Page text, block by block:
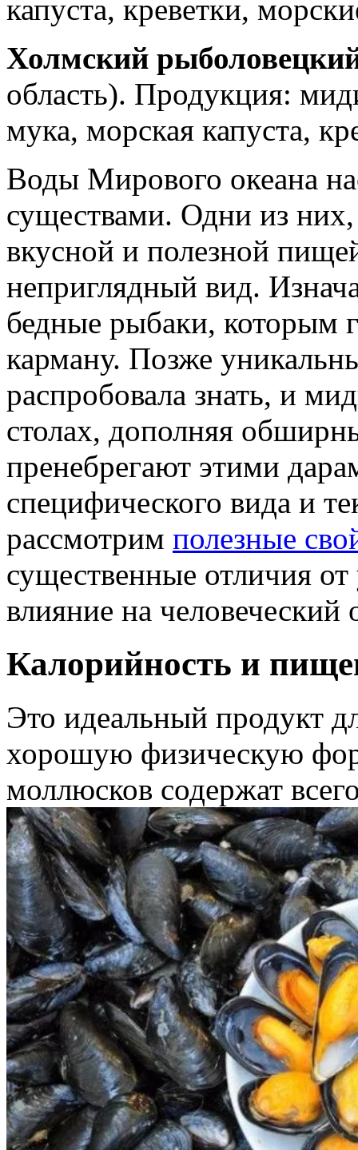
капуста, креветки,
Холмский
область). Продукция:
мука, морская капуста,
Воды Мирового океана
существами. Одни из
вкусной и полезной
неприглядный вид.
бедные рыбаки, которым
карману. Позже
распробовала знать, и
столах, дополняя
пренебрегают этими
специфического вида и
рассмотрим полезные
существенные отличия
влияние на человеческий
Калорийность и
Это идеальный продукт
хорошую физическую
моллюсков содержат